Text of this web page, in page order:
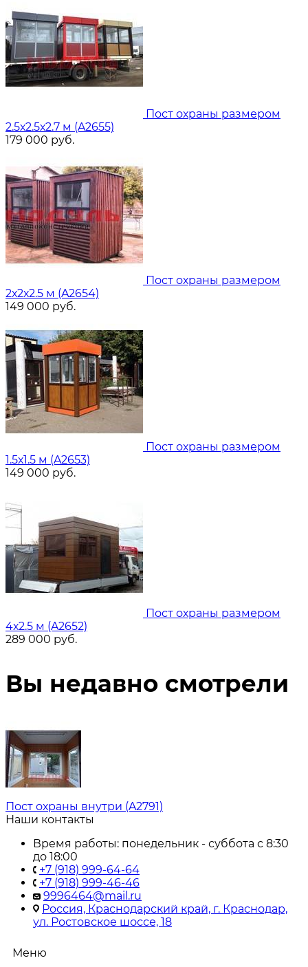
Пост охраны размером
2.5х2.5х2.7 м (A2655)
179 000 руб.
Пост охраны размером
2х2х2.5 м (A2654)
149 000 руб.
Пост охраны размером
1.5х1.5 м (A2653)
149 000 руб.
Пост охраны размером
4х2.5 м (A2652)
289 000 руб.
Вы недавно смотрели
Пост охраны внутри (A2791)
Наши контакты
Время работы: понедельник - суббота с 8:30
до 18:00
+7 (918) 999-64-64
+7 (918) 999-46-46
9996464@mail.ru
Россия, Краснодарский край, г. Краснодар,
ул. Ростовское шоссе, 18
Меню